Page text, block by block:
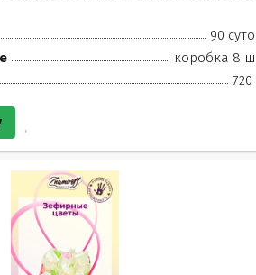
90
коробка 8
720